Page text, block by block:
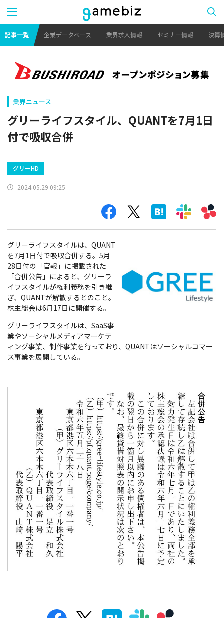
記事一覧 企業データベース 業界求人情報 セミナー情報 決算
業界ニュース
グリーライフスタイル、QUANTを7月1日
付で吸収合併
グリーHD
2024.05.29 09:25
グリーライフスタイルは、QUANT
を7月1日付で吸収合併する。5月
28日付の「官報」に掲載された
「合併公告」によると、グリーラ
イフスタイルが権利義務を引き継
ぎ、QUANTが解散するとのこと。
株主総会は6月17日に開催する。
グリーライフスタイルは、SaaS事
業やソーシャルメディアマーケテ
ィング事業、制作事業を行っており、QUANTはソーシャルコマー
ス事業を展開している。